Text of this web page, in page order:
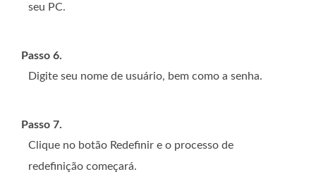
seu PC.
Passo 6.
Digite seu nome de usuário, bem como a senha.
Passo 7.
Clique no botão Redefinir e o processo de
redefinição começará.